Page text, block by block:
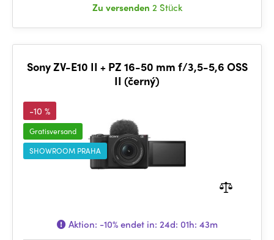
Zu versenden 2 Stück
Sony ZV-E10 II + PZ 16-50 mm f/3,5-5,6 OSS
II (černý)
-10 %
Gratisversand
SHOWROOM PRAHA
Aktion: -10%endet in: 24d: 01h: 43m